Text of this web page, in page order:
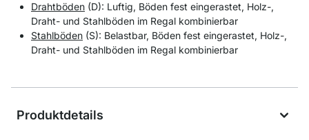
Drahtböden (D): Luftig, Böden fest eingerastet, Holz-,
Draht- und Stahlböden im Regal kombinierbar
Stahlböden (S): Belastbar, Böden fest eingerastet, Holz-,
Draht- und Stahlböden im Regal kombinierbar
Produktdetails